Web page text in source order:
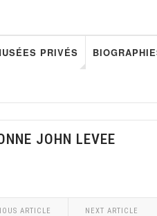
PRIVÉS
JOHN LEVEE
ARTICLE NEXT ARTICLE